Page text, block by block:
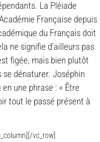
La Pléiade
Française depuis
du Français doit
ne signifie d’ailleurs pas
figée, mais bien plutôt
se dénaturer. Joséphin
une phrase : « Être
tout le passé présent à
vc_row]